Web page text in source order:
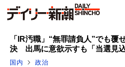
「IR汚職」“無罪請負人”でも覆
決 出馬に意欲示すも「当選見込
国内 政治